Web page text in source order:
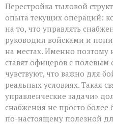
Перестройка тыловой
опыта текущих операций:
на то, что управлять
руководил войсками и
на местах. Именно
ставят офицеров с
чувствуют, что важно для
реальных условиях. Такая
управленческие задачи»
снабжения не просто более
по-настоящему полезной